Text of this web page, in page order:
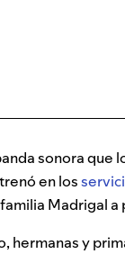
sonora
en los
Madrigal
hermanas y